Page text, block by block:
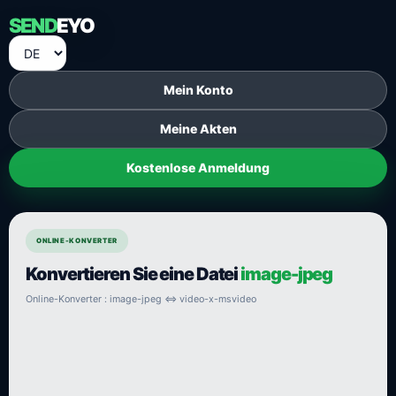
SENDEYO
Mein Konto
Meine Akten
Kostenlose Anmeldung
ONLINE-KONVERTER
Konvertieren Sie eine Dateiimage-jpeg
Online-Konverter : image-jpeg ⇔ video-x-msvideo